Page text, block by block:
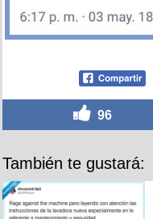
96
También te gustará: